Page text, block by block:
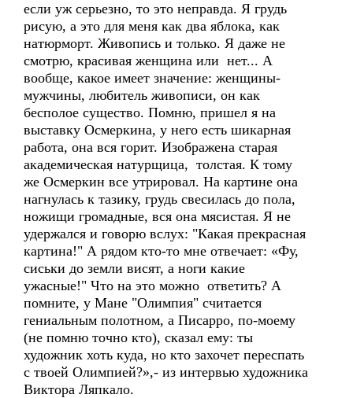
если уж серьезно, то это неправда. Я грудь
рисую, а это для меня как два яблока, как
натюрморт. Живопись и только. Я даже не
смотрю, красивая женщина или нет... А
вообще, какое имеет значение: женщины-
мужчины, любитель живописи, он как
бесполое существо. Помню, пришел я на
выставку Осмеркина, у него есть шикарная
работа, она вся горит. Изображена старая
академическая натурщица, толстая. К тому
же Осмеркин все утрировал. На картине она
нагнулась к тазику, грудь свесилась до пола,
ножищи громадные, вся она мясистая. Я не
удержался и говорю вслух: "Какая прекрасная
картина!" А рядом кто-то мне отвечает: «Фу,
сиськи до земли висят, а ноги какие
ужасные!" Что на это можно ответить? А
помните, у Мане "Олимпия" считается
гениальным полотном, а Писарро, по-моему
(не помню точно кто), сказал ему: ты
художник хоть куда, но кто захочет переспать
с твоей Олимпией?»,- из интервью художника
Виктора Ляпкало.